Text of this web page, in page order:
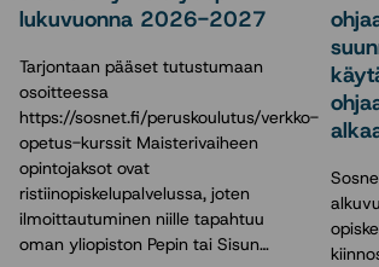
lukuvuonna 2026-2027
Tarjontaan pääset tutustumaan
osoitteessa
https://sosnet.fi/peruskoulutus/verkko-
opetus-kurssit Maisterivaiheen
opintojaksot ovat
ristiinopiskelupalvelussa, joten
ilmoittautuminen niille tapahtuu
oman yliopiston Pepin tai Sisun…